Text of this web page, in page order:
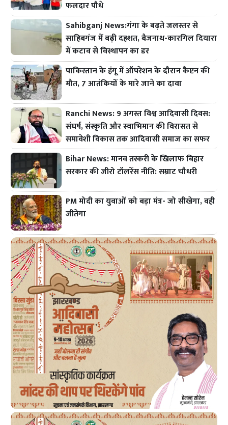
फलदार पौधे
Sahibganj News:गंगा के बढ़ते जलस्तर से
साहिबगंज में बढ़ी दहशत, बैजनाथ-कारगिल दियारा
में कटाव से विस्थापन का डर
पाकिस्तान के हंगू में ऑपरेशन के दौरान कैप्टन की
मौत, 7 आतंकियों के मारे जाने का दावा
Ranchi News: 9 अगस्त विश्व आदिवासी दिवस:
संघर्ष, संस्कृति और स्वाभिमान की विरासत से
समावेशी विकास तक आदिवासी समाज का सफर
Bihar News: मानव तस्करी के खिलाफ बिहार
सरकार की जीरो टॉलरेंस नीति: सम्राट चौधरी
PM मोदी का युवाओं को बड़ा मंत्र- जो सीखेगा, वही
जीतेगा